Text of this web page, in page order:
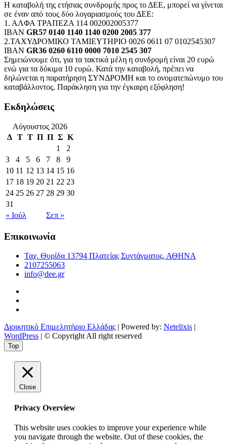
Η καταβολή της ετήσιας συνδρομής προς το ΔΕΕ, μπορεί να γίνεται
σε έναν από τους δύο λογαριασμούς του ΔΕΕ:
1. ΑΛΦΑ ΤΡΑΠΕΖΑ 114 002002005377
IBAN GR57 0140 1140 1140 0200 2005 377
2.ΤΑΧΥΔΡΟΜΙΚΟ ΤΑΜΙΕΥΤΗΡΙΟ 0026 0611 07 0102545307
IBAN GR36 0260 6110 0000 7010 2545 307
Σημειώνουμε ότι, για τα τακτικά μέλη η συνδρομή είναι 20 ευρώ
ενώ για τα δόκιμα 10 ευρώ. Κατά την καταβολή, πρέπει να
δηλώνεται η παρατήρηση ΣΥΝΔΡΟΜΗ και το ονοματεπώνυμο του
καταβάλλοντος. Παράκληση για την έγκαιρη εξόφληση!
Εκδηλώσεις
Αύγουστος 2026
Δ Τ Τ Π Π Σ Κ
1
2
3
4 5 6 7 8
9
10 11 12 13 14 15 16
17 18 19 20 21 22 23
24 25 26 27 28 29 30
31
« Ιούλ
Σεπ »
Επικοινωνία
Ταχ. Θυρίδα 13794 Πλατείας Συντάγματος, ΑΘΗΝΑ
2107255063
info@dee.gr
Διοικητικό Επιμελητήριο Ελλάδας | Powered by: Netelixis |
WordPress | © Copyright All right reserved
Top
Close
Privacy Overview
This website uses cookies to improve your experience while
you navigate through the website. Out of these cookies, the